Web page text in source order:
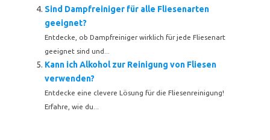
Sind Dampfreiniger für alle Fliesenarten
geeignet?
Entdecke, ob Dampfreiniger wirklich für jede Fliesenart
geeignet sind und...
Kann ich Alkohol zur Reinigung von Fliesen
verwenden?
Entdecke eine clevere Lösung für die Fliesenreinigung!
Erfahre, wie du...